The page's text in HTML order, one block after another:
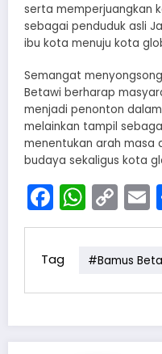
serta memperjuangkan
sebagai penduduk asli
ibu kota menuju kota
Semangat
Betawi berharap
menjadi penonton
melainkan tampil
menentukan arah masa
budaya sekaligus kota
Tag #Bamus